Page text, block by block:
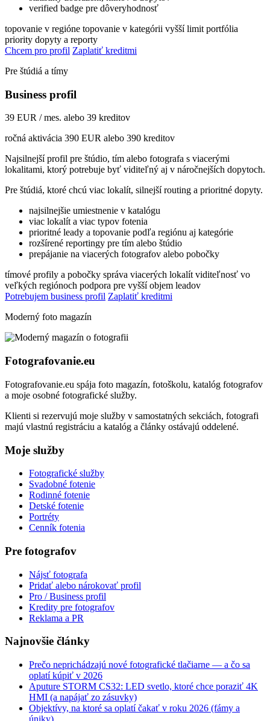
verified badge pre dôveryhodnosť
topovanie v regióne topovanie v kategórii vyšší limit portfólia
priority dopyty a reporty
Chcem pro profil Zaplatiť kreditmi
Pre štúdiá a tímy
Business profil
39 EUR / mes. alebo 39 kreditov
ročná aktivácia 390 EUR alebo 390 kreditov
Najsilnejší profil pre štúdio, tím alebo fotografa s viacerými
lokalitami, ktorý potrebuje byť viditeľný aj v náročnejších dopytoch.
Pre štúdiá, ktoré chcú viac lokalít, silnejší routing a prioritné dopyty.
najsilnejšie umiestnenie v katalógu
viac lokalít a viac typov fotenia
prioritné leady a topovanie podľa regiónu aj kategórie
rozšírené reportingy pre tím alebo štúdio
prepájanie na viacerých fotografov alebo pobočky
tímové profily a pobočky správa viacerých lokalít viditeľnosť vo
veľkých regiónoch podpora pre vyšší objem leadov
Potrebujem business profil Zaplatiť kreditmi
Moderný foto magazín
Fotografovanie.eu
Fotografovanie.eu spája foto magazín, fotoškolu, katalóg fotografov
a moje osobné fotografické služby.
Klienti si rezervujú moje služby v samostatných sekciách, fotografi
majú vlastnú registráciu a katalóg a články ostávajú oddelené.
Moje služby
Fotografické služby
Svadobné fotenie
Rodinné fotenie
Detské fotenie
Portréty
Cenník fotenia
Pre fotografov
Nájsť fotografa
Pridať alebo nárokovať profil
Pro / Business profil
Kredity pre fotografov
Reklama a PR
Najnovšie články
Prečo neprichádzajú nové fotografické tlačiarne — a čo sa
oplatí kúpiť v 2026
Aputure STORM CS32: LED svetlo, ktoré chce poraziť 4K
HMI (a napájať zo zásuvky)
Objektívy, na ktoré sa oplatí čakať v roku 2026 (fámy a